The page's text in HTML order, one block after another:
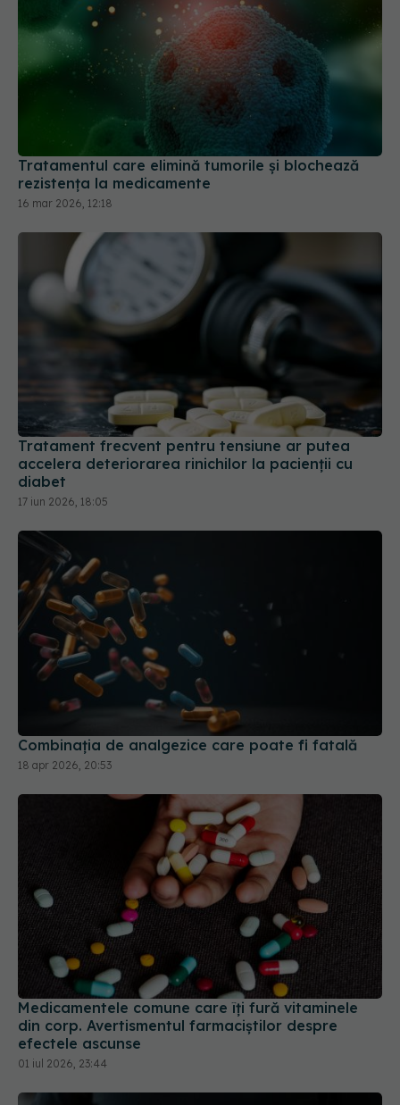
Tratamentul care elimină tumorile și blochează
rezistența la medicamente
16 mar 2026, 12:18
Tratament frecvent pentru tensiune ar putea
accelera deteriorarea rinichilor la pacienții cu
diabet
17 iun 2026, 18:05
Combinația de analgezice care poate fi fatală
18 apr 2026, 20:53
Medicamentele comune care îți fură vitaminele
din corp. Avertismentul farmaciștilor despre
efectele ascunse
01 iul 2026, 23:44